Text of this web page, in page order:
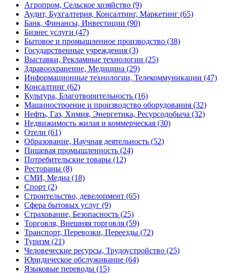
Агропром, Сельское хозяйство (9)
Аудит, Бухгалтерия, Консалтинг, Маркетинг (65)
Банк, Финансы, Инвестиции (90)
Бизнес услуги (47)
Бытовое и промышленное производство (38)
Государственные учреждения (3)
Выставки, Рекламные технологии (25)
Здравоохранение, Медицина (29)
Информационные технологии, Телекоммуникации (47)
Консалтинг (62)
Культура, Благотворительность (16)
Машиностроение и производство оборудования (32)
Нефть, Газ, Химия, Энергетика, Ресурсодобыча (32)
Недвижимость жилая и коммерческая (30)
Отели (61)
Образование, Научная деятельность (52)
Пишевая промышленность (24)
Потребительские товары (12)
Рестораны (8)
СМИ, Медиа (18)
Спорт (2)
Строительство, девелопмент (65)
Сфера бытовых услуг (9)
Страхование, Безопасность (25)
Торговля, Внешняя торговля (59)
Транспорт, Перевозки, Переезды (72)
Туризм (21)
Человеческие ресурсы, Трудоустройство (25)
Юридическое обслуживание (64)
Языковые переводы (15)